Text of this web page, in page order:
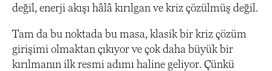
değil, enerji akışı hâlâ kırılgan ve kriz çözülmüş değil.
Tam da bu noktada bu masa, klasik bir kriz çözüm
girişimi olmaktan çıkıyor ve çok daha büyük bir
kırılmanın ilk resmi adımı haline geliyor. Çünkü